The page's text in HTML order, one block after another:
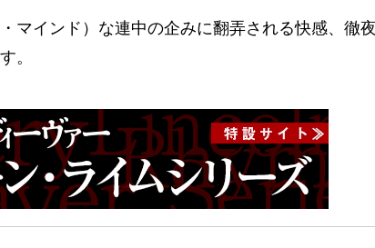
マインド）な連中の企みに翻弄される快感、徹夜
。